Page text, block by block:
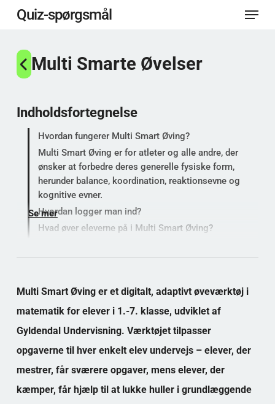
Spring
hovedindhold
Quiz-spørgsmål Menu
Multi Smarte Øvelser
Multi Smart Øving er et digitalt, adaptivt øveværktøj i
matematik for elever i 1.-7. klasse, udviklet af
Gyldendal Undervisning. Værktøjet tilpasser
opgaverne til hver enkelt elev undervejs – elever, der
mestrer, får sværere opgaver, mens elever, der
kæmper, får hjælp til at lukke huller i grundlæggende
Indholdsfortegnelse
Hvordan fungerer Multi Smart Øving?
Multi Smart Øving er for atleter og alle andre, der
ønsker at forbedre deres generelle fysiske form,
herunder balance, koordination, reaktionsevne og
kognitive evner.
Hvordan logger man ind?
Hvad øver eleverne på i Multi Smart Øving?
Kan man øve på det samme uten innlogging?
Populære kategorier
Se mer